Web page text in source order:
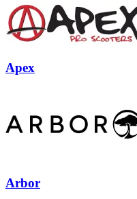
Apex
Arbor